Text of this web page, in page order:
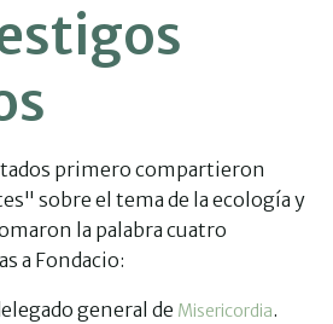
primero compartieron
sobre el tema de la ecología y
la palabra cuatro
a Fondacio:
general de Misericordia.